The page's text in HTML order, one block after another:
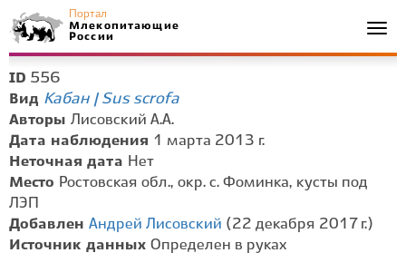
Портал
Млекопитающие
России
ID 556
Вид Кабан | Sus scrofa
Авторы Лисовский А.А.
Дата наблюдения 1 марта 2013 г.
Неточная дата Нет
Место Ростовская обл., окр. с. Фоминка, кусты под
ЛЭП
Добавлен Андрей Лисовский (22 декабря 2017 г.)
Источник данных Определен в руках